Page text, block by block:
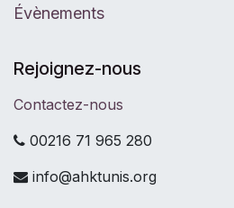
Évènements
Rejoignez-nous
Contactez-nous
00216 71 965 280
info@ahktunis.org